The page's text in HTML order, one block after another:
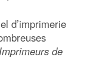
d’imprimerie
de